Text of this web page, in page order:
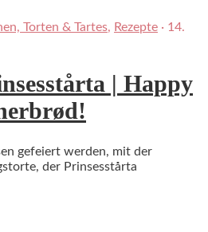
Torten & Tartes, Rezepte · 14.
| Happy
gefeiert werden, mit der
der Prinsesstårta